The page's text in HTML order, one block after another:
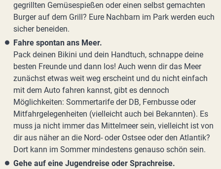
gegrillten Gemüsespießen oder einen selbst gemachten
Burger auf dem Grill? Eure Nachbarn im Park werden euch
sicher beneiden.
Fahre spontan ans Meer.
Pack deinen Bikini und dein Handtuch, schnappe deine
besten Freunde und dann los! Auch wenn dir das Meer
zunächst etwas weit weg erscheint und du nicht einfach
mit dem Auto fahren kannst, gibt es dennoch
Möglichkeiten: Sommertarife der DB, Fernbusse oder
Mitfahrgelegenheiten (vielleicht auch bei Bekannten). Es
muss ja nicht immer das Mittelmeer sein, vielleicht ist von
dir aus näher an die Nord- oder Ostsee oder den Atlantik?
Dort kann im Sommer mindestens genauso schön sein.
Gehe auf eine Jugendreise oder Sprachreise.